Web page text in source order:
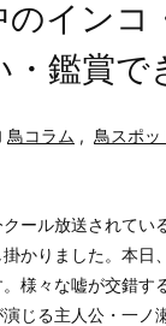
のイン
鑑賞
鳥コラム , 鳥スポッ
クール放送されてい
掛かりました。本日
。様々な嘘が交錯す
演じる主人公・一ノ